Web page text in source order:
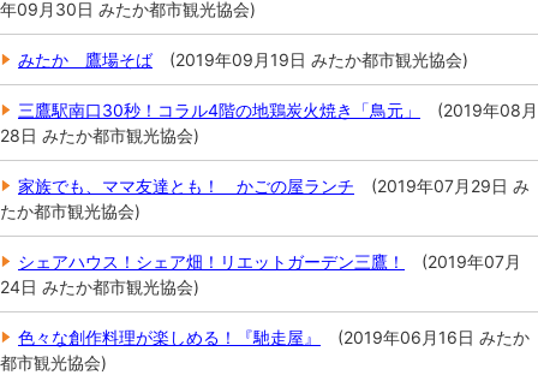
年09月30日 みたか都市観光協会)
みたか 鷹場そば(2019年09月19日 みたか都市観光協会)
三鷹駅南口30秒！コラル4階の地鶏炭火焼き「鳥元」 (2019年08月
28日 みたか都市観光協会)
家族でも、ママ友達とも！ かごの屋ランチ (2019年07月29日 み
たか都市観光協会)
シェアハウス！シェア畑！リエットガーデン三鷹！ (2019年07月
24日 みたか都市観光協会)
色々な創作料理が楽しめる！『馳走屋』 (2019年06月16日 みたか
都市観光協会)